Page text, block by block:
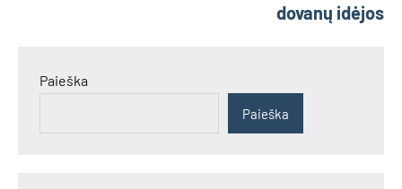
dovanų idėjos
Paieška
Paieška